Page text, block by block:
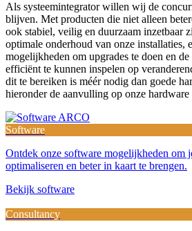
Als systeemintegrator willen wij de
blijven. Met producten die niet alleen
ook stabiel, veilig en duurzaam inzetbaar
optimale onderhoud van onze installaties,
mogelijkheden om upgrades te doen en
efficiënt te kunnen inspelen op
dit te bereiken is méér nodig dan goede
hieronder de aanvulling op onze hardware
Software
Ontdek onze software mogelijkheden om
optimaliseren en beter in kaart te brengen.
Bekijk software
Consultancy